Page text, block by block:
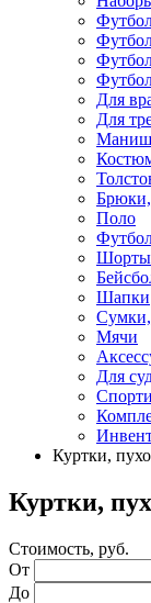
Для
Для
Поло
Шорты
Шапки
Мячи
Для
Куртки,
Куртки,
Стоимость, руб.
От
До